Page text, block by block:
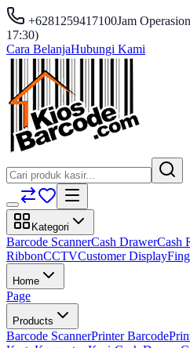
+6281259417100Jam
17:30)
Cara BelanjaHubungi Kami
Kategori
Barcode ScannerCash DrawerCash
RibbonCCTVCustomer Display
Home
Page
Products
Barcode ScannerPrinter Barcode